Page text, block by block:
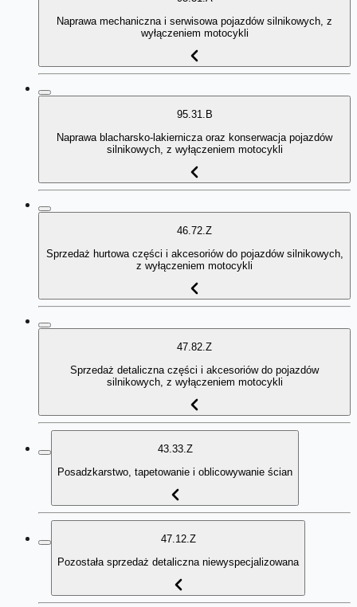
Naprawa mechaniczna i serwisowa pojazdów silnikowych, z
wyłączeniem motocykli
95.31.B
Naprawa blacharsko-lakiernicza oraz konserwacja pojazdów
silnikowych, z wyłączeniem motocykli
46.72.Z
Sprzedaż hurtowa części i akcesoriów do pojazdów silnikowych,
z wyłączeniem motocykli
47.82.Z
Sprzedaż detaliczna części i akcesoriów do pojazdów
silnikowych, z wyłączeniem motocykli
43.33.Z
Posadzkarstwo, tapetowanie i oblicowywanie ścian
47.12.Z
Pozostała sprzedaż detaliczna niewyspecjalizowana